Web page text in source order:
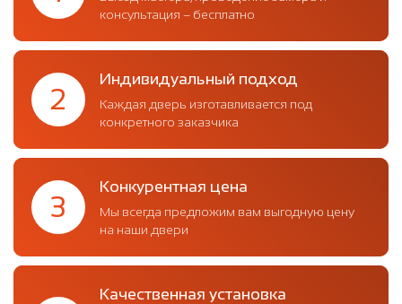
консультация – бесплатно
2
Индивидуальный подход
Каждая дверь изготавливается под
конкретного заказчика
3
Конкурентная цена
Мы всегда предложим вам выгодную цену
на наши двери
Качественная установка